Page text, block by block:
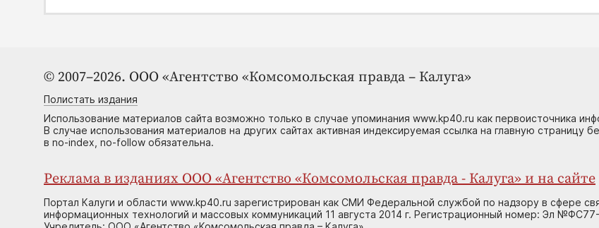
© 2007–2026. ООО «Агентство «Комсомольская правда – Калуга»
Полистать издания
Использование материалов сайта возможно только в случае упоминания www.kp40.ru как первоисточника
В случае использования материалов на других сайтах активная индексируемая ссылка на главную страницу
в no-index, no-follow обязательна.
Реклама в изданиях ООО «Агентство «Комсомольская правда - Калуга» и на сайте
Портал Калуги и области www.kp40.ru зарегистрирован как СМИ Федеральной службой по надзору в сфере
информационных технологий и массовых коммуникаций 11 августа 2014 г. Регистрационный номер: Эл